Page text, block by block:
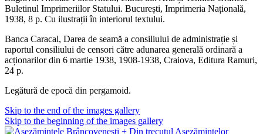
Buletinul Imprimeriilor Statului. București, Imprimeria Națională,
1938, 8 p. Cu ilustrații în interiorul textului.
Banca Caracal, Darea de seamă a consiliului de administrație și
raportul consiliului de censori către adunarea generală ordinară a
acționarilor din 6 martie 1938, 1908-1938, Craiova, Editura Ramuri,
24 p.
Legătură de epocă din pergamoid.
Skip to the end of the images gallery
Skip to the beginning of the images gallery